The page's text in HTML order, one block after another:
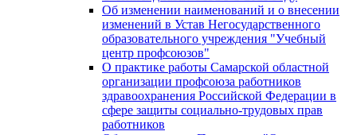
Об изменении наименований и о внесении
изменений в Устав Негосударственного
образовательного учреждения "Учебный
центр профсоюзов"
О практике работы Самарской областной
организации профсоюза работников
здравоохранения Российской Федерации в
сфере защиты социально-трудовых прав
работников